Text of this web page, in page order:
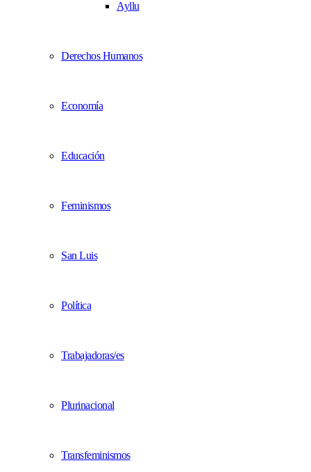
Ayllu
Derechos Humanos
Economía
Educación
Feminismos
San Luis
Política
Trabajadoras/es
Plurinacional
Transfeminismos